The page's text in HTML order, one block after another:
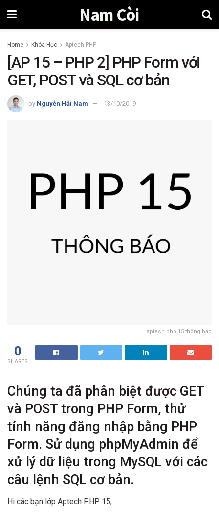
Nam Còi
Home Khóa Học Aptech PHP
[AP 15 – PHP 2] PHP Form với
GET, POST và SQL cơ bản
by Nguyễn Hải Nam 13/10/2019
aptech php 15 thông báo
0
SHARES
Chúng ta đã phân biệt được GET
và POST trong PHP Form, thử
tính năng đăng nhập bằng PHP
Form. Sử dụng phpMyAdmin để
xử lý dữ liệu trong MySQL với các
câu lệnh SQL cơ bản.
Hi các bạn lớp Aptech PHP 15,